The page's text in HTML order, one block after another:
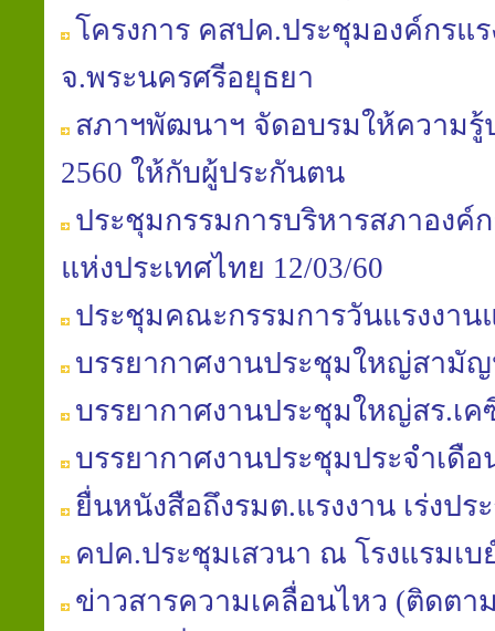
โครงการ คสปค.ประชุมองค์กรแ
จ.พระนครศรีอยุธยา
สภาฯพัฒนาฯ จัดอบรมให้ความรู้
2560 ให้กับผู้ประกันตน
ประชุมกรรมการบริหารสภาองค์
แห่งประเทศไทย 12/03/60
ประชุมคณะกรรมการวันแรงงาน
บรรยากาศงานประชุมใหญ่สามัญ
บรรยากาศงานประชุมใหญ่สร.เค
บรรยากาศงานประชุมประจำเดือ
ยื่นหนังสือถึงรมต.แรงงาน เร่งปร
คปค.ประชุมเสวนา ณ โรงแรมเบ
ข่าวสารความเคลื่อนไหว (ติดตา